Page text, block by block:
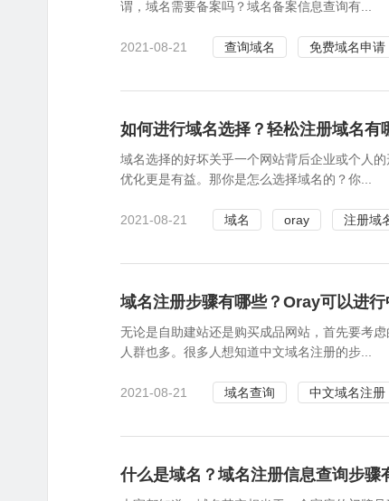
谓，域名需要备案吗？域名备案信息查询有...
2021-08-21 查询域名 免费域名申请
如何进行域名选择？轻松注册域名有
域名选择的好坏关乎一个网站背后企业或个人
优化更是有益。那你是怎么选择域名的？你...
2021-08-21 域名 oray 注册域
域名注册步骤有哪些？Oray可以进行
无论是自助建站还是购买成品网站，首先要考
人群也多。很多人想知道中文域名注册的步...
2021-08-21 域名查询 中文域名注册
什么是域名？域名注册信息查询步骤